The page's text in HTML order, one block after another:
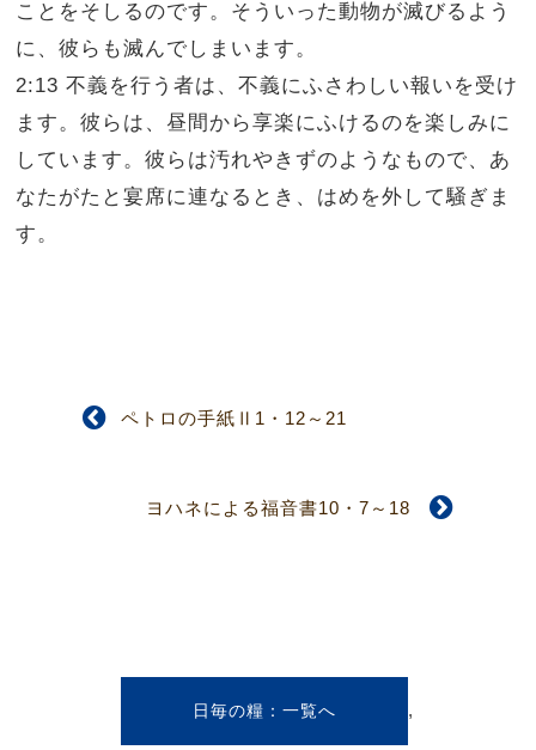
ことをそしるのです。そういった動物が滅びるよう
に、彼らも滅んでしまいます。
2:13 不義を行う者は、不義にふさわしい報いを受け
ます。彼らは、昼間から享楽にふけるのを楽しみに
しています。彼らは汚れやきずのようなもので、あ
なたがたと宴席に連なるとき、はめを外して騒ぎま
す。
ペトロの手紙Ⅱ1・12～21
ヨハネによる福音書10・7～18
日毎の糧 ,